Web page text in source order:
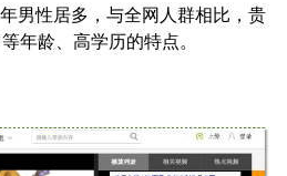
男性居多，与全网人群相比，贵
年龄、高学历的特点。